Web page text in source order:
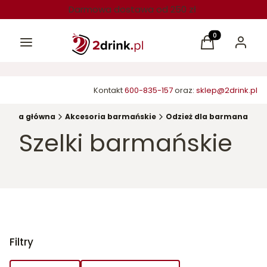
Darmowa dostawa od 250 zł
Menu Produkty w
Koszyk Zaloguj
Kontakt600-835-157oraz: sklep@2drink.pl
główna Akcesoria barmańskie Odzież dla barmana
Szelki barmańskie
Filtry